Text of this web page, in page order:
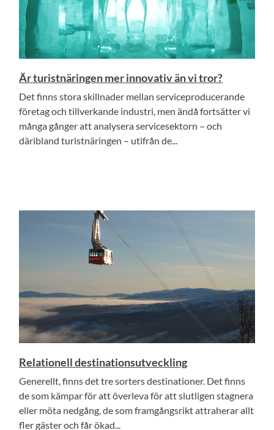
Är turistnäringen mer innovativ än vi tror?
Det finns stora skillnader mellan serviceproducerande
företag och tillverkande industri, men ändå fortsätter vi
många gånger att analysera servicesektorn – och
däribland turistnäringen – utifrån de...
Relationell destinationsutveckling
Generellt, finns det tre sorters destinationer. Det finns
de som kämpar för att överleva för att slutligen stagnera
eller möta nedgång, de som framgångsrikt attraherar allt
fler gäster och får ökad...